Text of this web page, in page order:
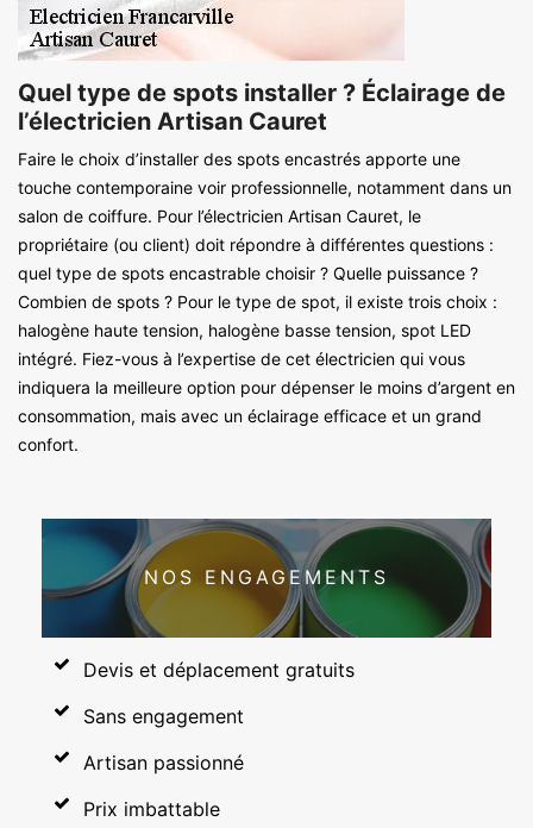
Quel type de spots installer ? Éclairage de
l’électricien Artisan Cauret
Faire le choix d’installer des spots encastrés apporte une
touche contemporaine voir professionnelle, notamment dans un
salon de coiffure. Pour l’électricien Artisan Cauret, le
propriétaire (ou client) doit répondre à différentes questions :
quel type de spots encastrable choisir ? Quelle puissance ?
Combien de spots ? Pour le type de spot, il existe trois choix :
halogène haute tension, halogène basse tension, spot LED
intégré. Fiez-vous à l’expertise de cet électricien qui vous
indiquera la meilleure option pour dépenser le moins d’argent en
consommation, mais avec un éclairage efficace et un grand
confort.
NOS ENGAGEMENTS
Devis et déplacement gratuits
Sans engagement
Artisan passionné
Prix imbattable